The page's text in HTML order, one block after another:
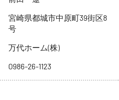
宮崎県都城市中原町39街区8
号
万代ホーム(株)
0986-26-1123